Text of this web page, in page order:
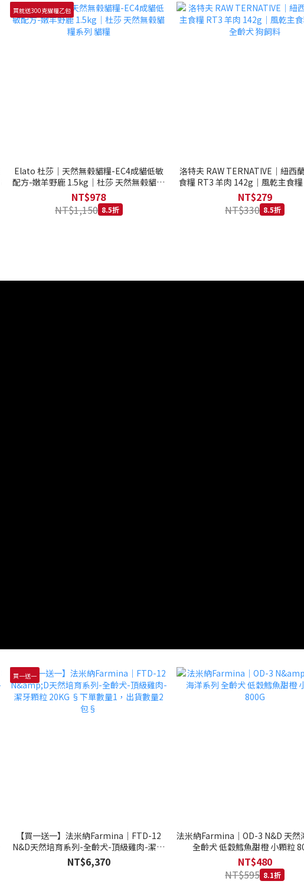
買就送300克貓糧乙包
Elato 杜莎｜天然無榖貓糧-EC4成貓低敏
配方-嫩羊野鹿 1.5kg｜杜莎 天然無榖貓糧
系列 貓糧
NT$978
NT$1,150 8.5折
洛特夫 RAW TERNATIVE｜紐西
食糧 RT3 羊肉 142g｜風乾主食糧
齡犬 狗飼料
NT$279
NT$330 8.5折
買一送一
【買一送一】法米納Farmina｜FTD-12
N&D天然培育系列-全齡犬-頂級雞肉-潔牙
顆粒 20KG §下單數量1，出貨數量2包§
NT$6,370
法米納Farmina｜OD-3 N&D 天然
全齡犬 低穀鱈魚甜橙 小顆粒
NT$480
NT$595 8.1折